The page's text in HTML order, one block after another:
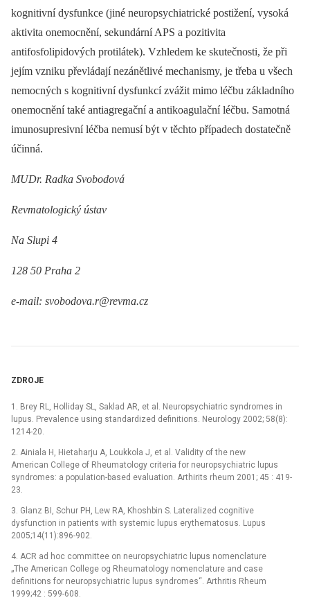
kognitivní dysfunkce (jiné neuropsychiatrické postižení, vysoká
aktivita onemocnění, sekundární APS a pozitivita
antifosfolipidových protilátek). Vzhledem ke skutečnosti, že při
jejím vzniku převládají nezánětlivé mechanismy, je třeba u všech
nemocných s kognitivní dysfunkcí zvážit mimo léčbu základního
onemocnění také antiagregační a antikoagulační léčbu. Samotná
imunosupresivní léčba nemusí být v těchto případech dostatečně
účinná.
MUDr. Radka Svobodová
Revmatologický ústav
Na Slupi 4
128 50 Praha 2
e-mail: svobodova.r@revma.cz
ZDROJE
1. Brey RL, Holliday SL, Saklad AR, et al. Neuropsychiatric syndromes in
lupus. Prevalence using standardized definitions. Neurology 2002; 58(8):
1214-20.
2. Ainiala H, Hietaharju A, Loukkola J, et al. Validity of the new
American College of Rheumatology criteria for neuropsychiatric lupus
syndromes: a population-based evaluation. Arthirits rheum 2001; 45 : 419-
23.
3. Glanz BI, Schur PH, Lew RA, Khoshbin S. Lateralized cognitive
dysfunction in patients with systemic lupus erythematosus. Lupus
2005;14(11):896-902.
4. ACR ad hoc committee on neuropsychiatric lupus nomenclature
„The American College og Rheumatology nomenclature and case
definitions for neuropsychiatric lupus syndromes“. Arthritis Rheum
1999;42 : 599-608.